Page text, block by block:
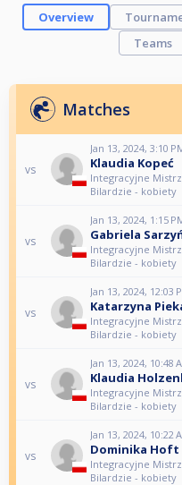
Overview
Teams
Matches
vs
Jan 13, 2024, 3:10
Klaudia Kopeć
Integracyjne
Bilardzie - kobiety
vs
Jan 13, 2024, 1:15
Gabriela
Integracyjne
Bilardzie - kobiety
vs
Jan 13, 2024, 12:03
Katarzyna
Integracyjne
Bilardzie - kobiety
vs
Jan 13, 2024, 10:48
Klaudia
Integracyjne
Bilardzie - kobiety
vs
Jan 13, 2024, 10:22
Dominika Hoft
Integracyjne
Bilardzie - kobiety